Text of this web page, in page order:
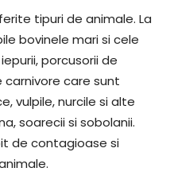
tipuri de animale. La
bovinele mari si cele
porcusorii de
carnivore care sunt
vulpile, nurcile si alte
soarecii si sobolanii.
de contagioase si